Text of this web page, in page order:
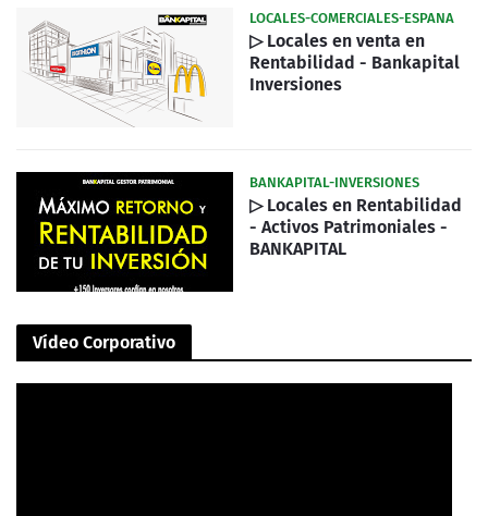
LOCALES-COMERCIALES-ESPANA
▷ Locales en venta en
Rentabilidad - Bankapital
Inversiones
BANKAPITAL-INVERSIONES
▷ Locales en Rentabilidad
- Activos Patrimoniales -
BANKAPITAL
Vídeo Corporativo